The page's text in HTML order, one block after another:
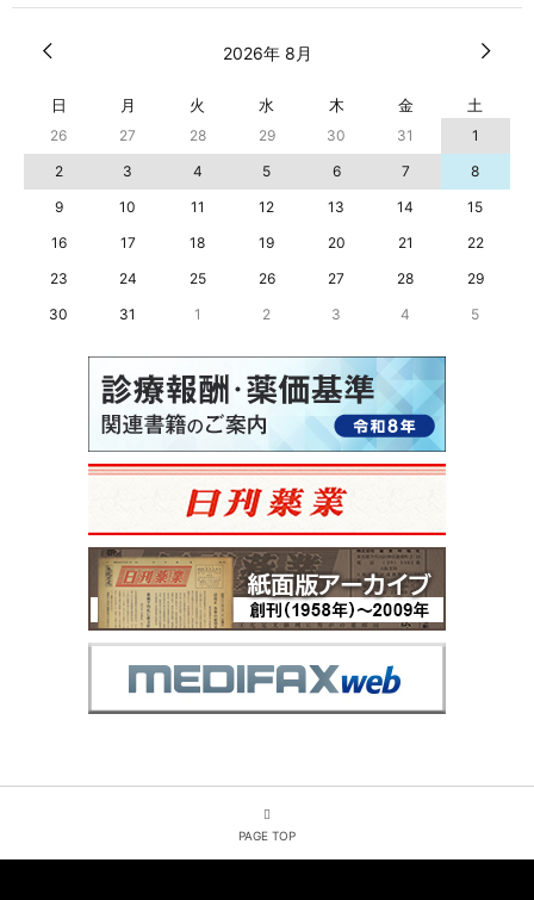
2026年 8月
日 月 火 水 木 金 土
26 27 28 29 30 31
1
2
3 4 5 6 7
8
9
10 11 12 13 14
15
16
17 18 19 20 21
22
23
24 25 26 27 28
29
30
31 1 2 3 4 5
PAGE TOP